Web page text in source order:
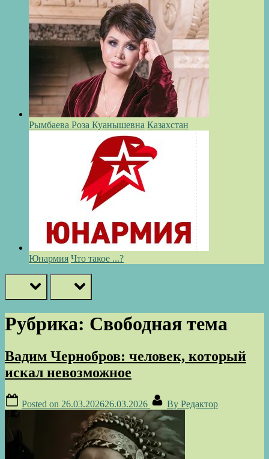
Рымбаева Роза Куанышевна Казахстан
Юнармия Что такое ...?
Рубрика: Свободная тема
Вадим Чернобров: человек, который
искал невозможное
Posted on 26.03.202626.03.2026 By Редактор